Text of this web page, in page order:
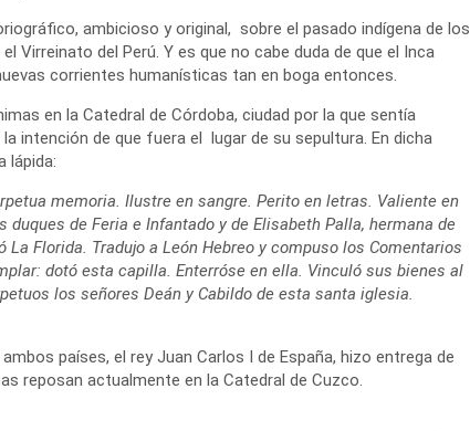
ambicioso y original, sobre el pasado indígena de los
Virreinato del Perú. Y es que no cabe duda de que el Inca
corrientes humanísticas tan en boga entonces.
en la Catedral de Córdoba, ciudad por la que sentía
intención de que fuera el lugar de su sepultura. En dicha
lápida:
memoria. Ilustre en sangre. Perito en letras. Valiente en
de Feria e Infantado y de Elisabeth Palla, hermana de
Florida. Tradujo a León Hebreo y compuso los Comentarios
dotó esta capilla. Enterróse en ella. Vinculó sus bienes al
los señores Deán y Cabildo de esta santa iglesia.
países, el rey Juan Carlos I de España, hizo entrega de
reposan actualmente en la Catedral de Cuzco.